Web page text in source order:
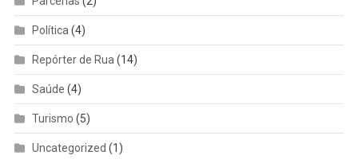
Política (4)
Repórter de Rua (14)
Saúde (4)
Turismo (5)
Uncategorized (1)